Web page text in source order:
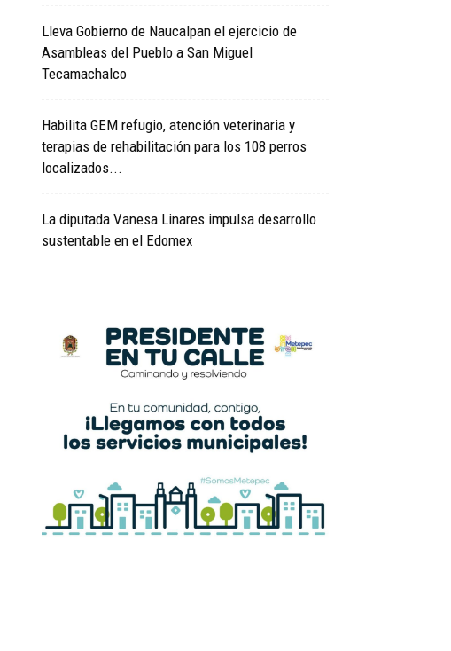
Lleva Gobierno de Naucalpan el ejercicio de
Asambleas del Pueblo a San Miguel
Tecamachalco
Habilita GEM refugio, atención veterinaria y
terapias de rehabilitación para los 108 perros
localizados...
La diputada Vanesa Linares impulsa desarrollo
sustentable en el Edomex